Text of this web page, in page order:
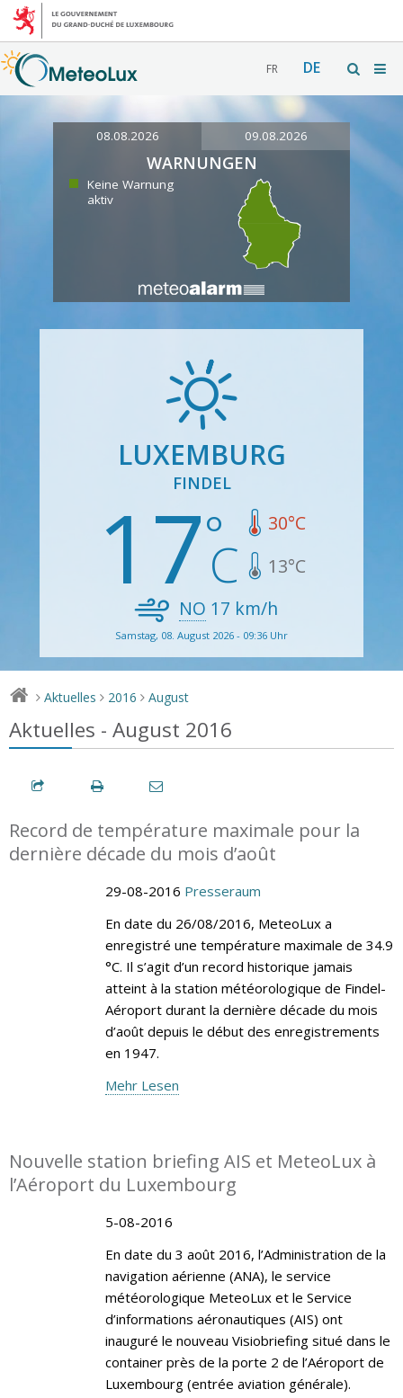
FR DE
08.08.2026 09.08.2026
WARNUNGEN
Keine Warnung
aktiv
LUXEMBURG
FINDEL
17 30°C
13°C
NO 17 km/h
Samstag, 08. August 2026 - 09:36 Uhr
> Aktuelles > 2016 > August
Aktuelles - August 2016
Record de température maximale pour la
dernière décade du mois d’août
29-08-2016 Presseraum
En date du 26/08/2016, MeteoLux a
enregistré une température maximale de 34.9
°C. Il s’agit d’un record historique jamais
atteint à la station météorologique de Findel-
Aéroport durant la dernière décade du mois
d’août depuis le début des enregistrements
en 1947.
Mehr Lesen
Nouvelle station briefing AIS et MeteoLux à
l’Aéroport du Luxembourg
5-08-2016
En date du 3 août 2016, l’Administration de la
navigation aérienne (ANA), le service
météorologique MeteoLux et le Service
d’informations aéronautiques (AIS) ont
inauguré le nouveau Visiobriefing situé dans le
container près de la porte 2 de l’Aéroport de
Luxembourg (entrée aviation générale).